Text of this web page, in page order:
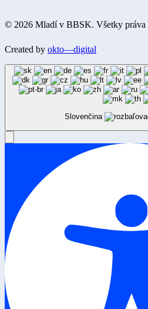
© 2026 Mladí v BBSK. Všetky práva
Created by okto—digital
Slovenčina